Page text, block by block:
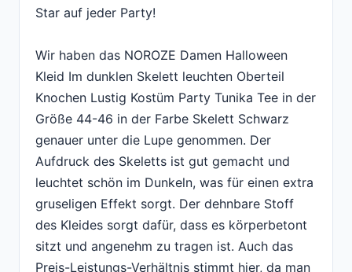
Star auf jeder Party!
Wir haben das NOROZE Damen Halloween
Kleid Im dunklen Skelett leuchten Oberteil
Knochen Lustig Kostüm Party Tunika Tee in der
Größe 44-46 in der Farbe Skelett Schwarz
genauer unter die Lupe genommen. Der
Aufdruck des Skeletts ist gut gemacht und
leuchtet schön im Dunkeln, was für einen extra
gruseligen Effekt sorgt. Der dehnbare Stoff
des Kleides sorgt dafür, dass es körperbetont
sitzt und angenehm zu tragen ist. Auch das
Preis-Leistungs-Verhältnis stimmt hier, da man